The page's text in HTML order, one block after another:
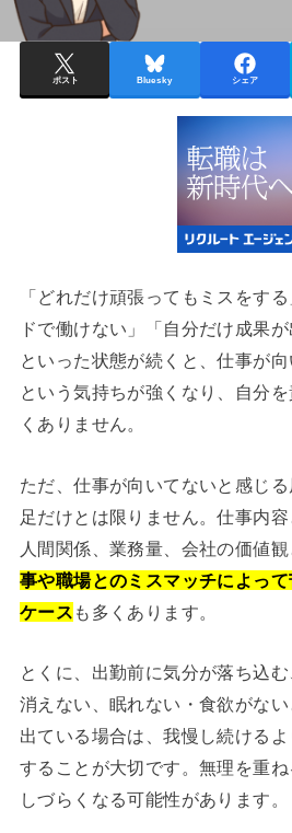
ポスト Bluesky シェア
「どれだけ頑張ってもミスをす
ドで働けない」「自分だけ成果
といった状態が続くと、仕事が
という気持ちが強くなり、自分
くありません。
ただ、仕事が向いてないと感じ
足だけとは限りません。仕事内
人間関係、業務量、会社の価値観
事や職場とのミスマッチによっ
ケース も多くあります。
とくに、出勤前に気分が落ち込
消えない、眠れない・食欲がな
出ている場合は、我慢し続ける
することが大切です。無理を重
しづらくなる可能性があります。